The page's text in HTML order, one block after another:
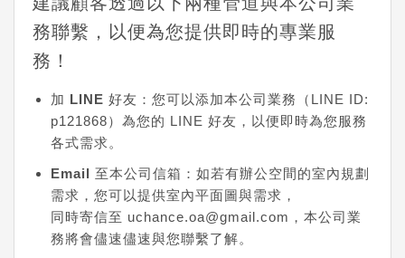
務聯繫，以便為您提供即時的專業服
務！
加 LINE 好友 ：您可以添加本公司業務（LINE ID:
p121868）為您的 LINE 好友，以便即時為您服務
各式需求。
Email 至本公司信箱 ：如若有辦公空間的室內規劃
需求，您可以提供室內平面圖與需求，
同時寄信至 uchance.oa@gmail.com，本公司業
務將會儘速儘速與您聯繫了解。